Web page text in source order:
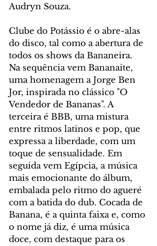
Audryn Souza.
Clube do Potássio é o abre-alas
do disco, tal como a abertura de
todos os shows da Bananeira.
Na sequência vem Bananaite,
uma homenagem a Jorge Ben
Jor, inspirada no clássico "O
Vendedor de Bananas". A
terceira é BBB, uma mistura
entre ritmos latinos e pop, que
expressa a liberdade, com um
toque de sensualidade. Em
seguida vem Egípcia, a música
mais emocionante do álbum,
embalada pelo ritmo do agueré
com a batida do dub. Cocada de
Banana, é a quinta faixa e, como
o nome já diz, é uma música
doce, com destaque para os